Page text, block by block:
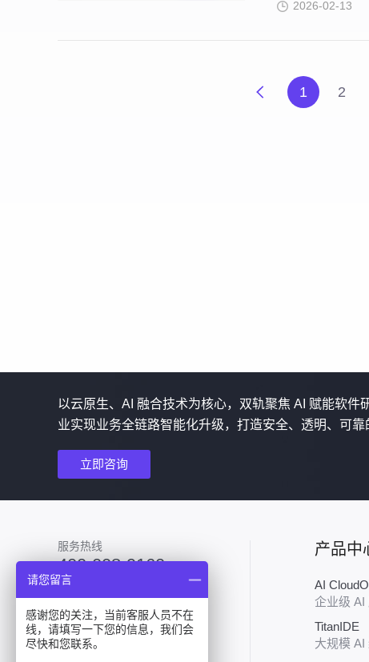
2026-02-13
1 2
以云原生、AI 融合技术为核心，双轨聚焦 AI 赋能软
业实现业务全链路智能化升级，打造安全、透明、可靠
立即咨询
服务热线
400-008-9160
产品中
AI
企业级 AI
TitanIDE
大规模 AI
请您留言
感谢您的关注，当前客服人员不在
线，请填写一下您的信息，我们会
尽快和您联系。